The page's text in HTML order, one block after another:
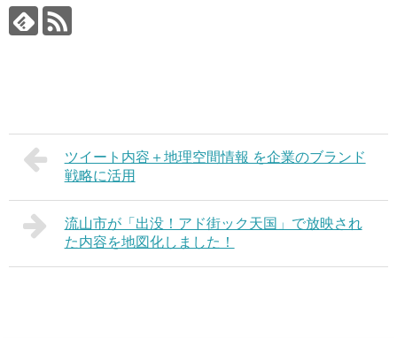
ツイート内容＋地理空間情報 を企業のブランド
戦略に活用
流山市が「出没！アド街ック天国」で放映され
た内容を地図化しました！